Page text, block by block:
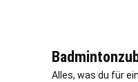
Alles, was du für